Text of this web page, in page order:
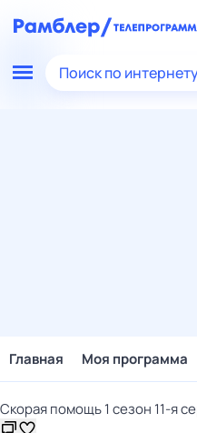
Поиск по
Главная Моя программа
Скорая помощь 1 сезон 11-я